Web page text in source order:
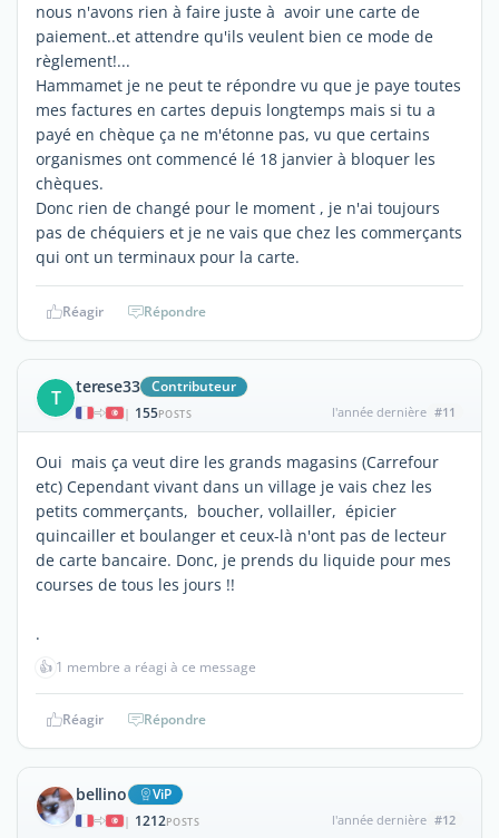
nous n'avons rien à faire juste à avoir une carte de
paiement..et attendre qu'ils veulent bien ce mode de
règlement!...
Hammamet je ne peut te répondre vu que je paye toutes
mes factures en cartes depuis longtemps mais si tu a
payé en chèque ça ne m'étonne pas, vu que certains
organismes ont commencé lé 18 janvier à bloquer les
chèques.
Donc rien de changé pour le moment , je n'ai toujours
pas de chéquiers et je ne vais que chez les commerçants
qui ont un terminaux pour la carte.
Réagir Répondre
T terese33 Contributeur
| 155POSTS l'année dernière #11
Oui mais ça veut dire les grands magasins (Carrefour
etc) Cependant vivant dans un village je vais chez les
petits commerçants, boucher, vollailler, épicier
quincailler et boulanger et ceux-là n'ont pas de lecteur
de carte bancaire. Donc, je prends du liquide pour mes
courses de tous les jours !!
.
👍 1 membre a réagi à ce message
Réagir Répondre
bellino ViP
| 1212POSTS l'année dernière #12